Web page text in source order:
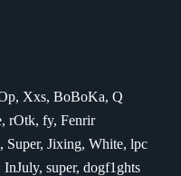
Xxs, BoBoKa, Q
rOtk, fy, Fenrir
Super, Jixing, White, lpc
super, dogf1ghts